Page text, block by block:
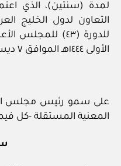
لمدة (سنتين)، الذي
الأولى ١٤٤٤هـ الموافق ٧ ديسمبر ٢٠٢٢م، بالصيغة المرافقة.
على سمو رئيس مجلس
المعنية المستقلة ‏-كل